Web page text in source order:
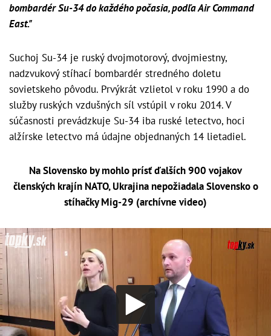
bombardér Su-34 do každého počasia, podľa Air Command
East."
Suchoj Su-34 je ruský dvojmotorový, dvojmiestny,
nadzvukový stíhací bombardér stredného doletu
sovietskeho pôvodu. Prvýkrát vzlietol v roku 1990 a do
služby ruských vzdušných síl vstúpil v roku 2014. V
súčasnosti prevádzkuje Su-34 iba ruské letectvo, hoci
alžírske letectvo má údajne objednaných 14 lietadiel.
Na Slovensko by mohlo prísť ďalších 900 vojakov
členských krajín NATO, Ukrajina nepožiadala Slovensko o
stíhačky Mig-29 (archívne video)